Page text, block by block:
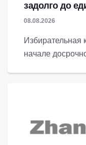
задолго до
08.08.2026
начале